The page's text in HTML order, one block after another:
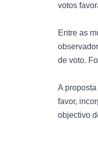
votos
Entre as
de voto.
A
favor,
objectivo